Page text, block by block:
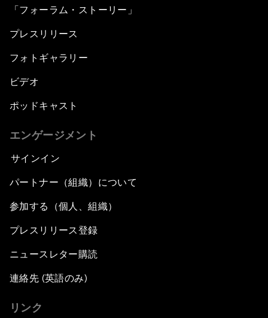
「フォーラム・ストーリー」
プレスリリース
フォトギャラリー
ビデオ
ポッドキャスト
エンゲージメント
サインイン
パートナー（組織）について
参加する（個人、組織）
プレスリリース登録
ニュースレター購読
連絡先 (英語のみ)
リンク